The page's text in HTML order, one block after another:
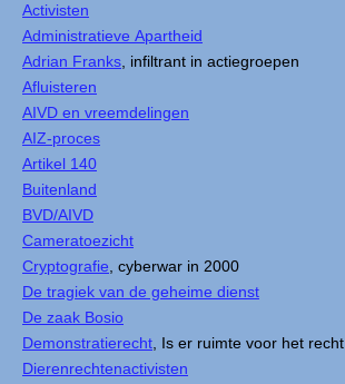
Activisten
Administratieve Apartheid
Adrian Franks , infiltrant in actiegroepen
Afluisteren
AIVD en vreemdelingen
AIZ-proces
Artikel 140
Buitenland
BVD/AIVD
Cameratoezicht
Cryptografie , cyberwar in 2000
De tragiek van de geheime dienst
De zaak Bosio
Demonstratierecht , Is er ruimte voor het recht
Dierenrechtenactivisten